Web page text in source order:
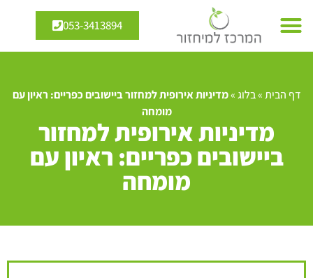
053-3413894
דף הבית»בלוג»מדיניות אירופית למחזור ביישובים כפריים: ראיון עם
מומחה
מדיניות אירופית למחזור
ביישובים כפריים: ראיון עם
מומחה